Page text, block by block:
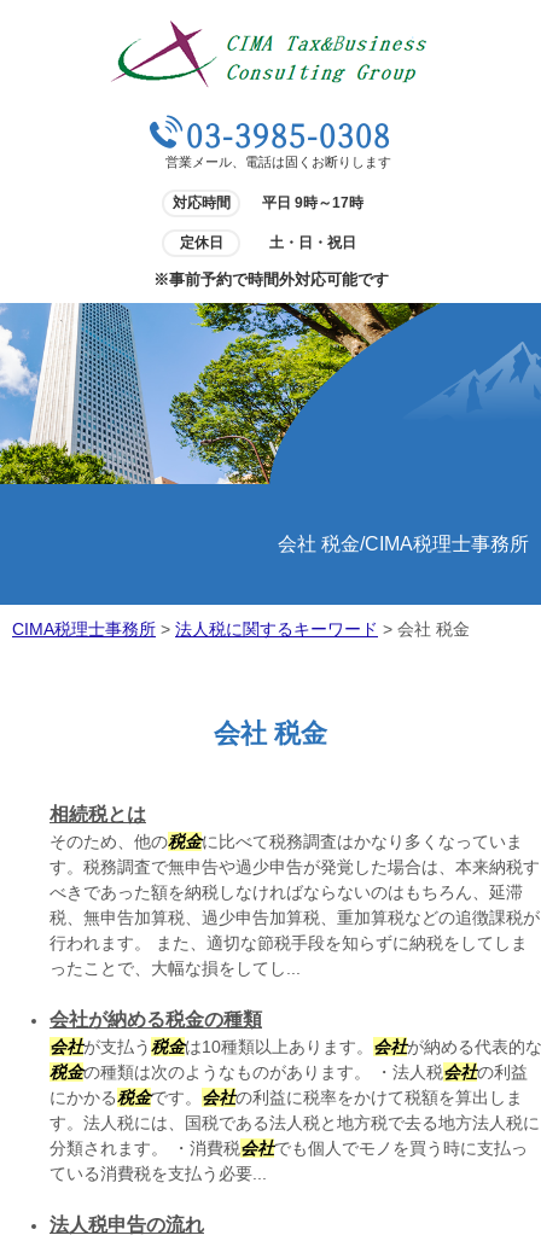
03-3985-0308
営業メール、電話は固くお断りします
対応時間 平日 9時～17時
定休日 土・日・祝日
※事前予約で時間外対応可能です
会社 税金/CIMA税理士事務所
CIMA税理士事務所 > 法人税に関するキーワード > 会社 税金
会社 税金
相続税とは
そのため、他の税金に比べて税務調査はかなり多くなっていま
す。税務調査で無申告や過少申告が発覚した場合は、本来納税す
べきであった額を納税しなければならないのはもちろん、延滞
税、無申告加算税、過少申告加算税、重加算税などの追徴課税が
行われます。 また、適切な節税手段を知らずに納税をしてしま
ったことで、大幅な損をしてし...
会社が納める税金の種類
会社が支払う税金は10種類以上あります。 会社が納める代表的な
税金の種類は次のようなものがあります。 ・法人税会社の利益
にかかる税金です。 会社の利益に税率をかけて税額を算出しま
す。法人税には、国税である法人税と地方税で去る地方法人税に
分類されます。 ・消費税会社でも個人でモノを買う時に支払っ
ている消費税を支払う必要...
法人税申告の流れ